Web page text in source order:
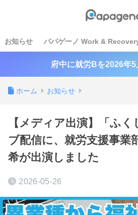
お知らせ パパゲーノ Work &
府中に就労Bを2026年5
ホーム お知らせ
【メディア出演】「ふ
ブ配信に、就労支援事業
希が出演しました
2026-05-26